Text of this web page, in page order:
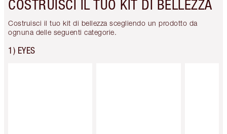
COSTRUISCI IL TUO KIT DI BELLEZZA
Costruisci il tuo kit di bellezza scegliendo un prodotto da
ognuna delle seguenti categorie.
1) EYES